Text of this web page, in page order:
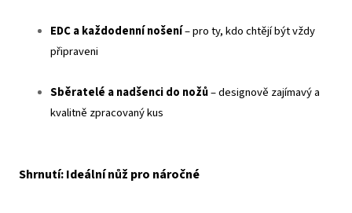
EDC a každodenní nošení– pro ty, kdo chtějí být vždy
připraveni
Sběratelé a nadšenci do nožů– designově zajímavý a
kvalitně zpracovaný kus
Shrnutí: Ideální nůž pro náročné